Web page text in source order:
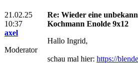
21.02.25
10:37
axel
Moderator
Re: Wieder eine
Kochmann Enolde 9x12
Hallo Ingrid,
schau mal hier: https://